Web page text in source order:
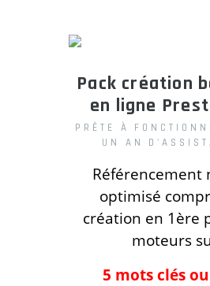
Pack création
en ligne
PRÊTE À
UN AN
Référencement
optimisé
création en 1ère
moteurs
5 mots clés